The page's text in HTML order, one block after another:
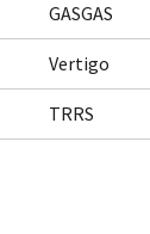
GASGAS
Vertigo
TRRS